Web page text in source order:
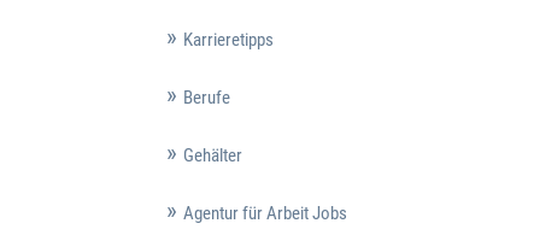
Karrieretipps
Berufe
Gehälter
Agentur für Arbeit Jobs